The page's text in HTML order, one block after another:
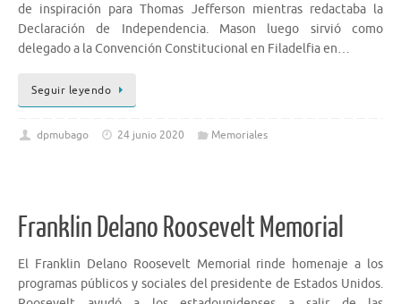
de inspiración para Thomas Jefferson mientras redactaba la
Declaración de Independencia. Mason luego sirvió como
delegado a la Convención Constitucional en Filadelfia en…
Seguir leyendo
dpmubago 24 junio 2020 Memoriales
Franklin Delano Roosevelt Memorial
El Franklin Delano Roosevelt Memorial rinde homenaje a los
programas públicos y sociales del presidente de Estados Unidos.